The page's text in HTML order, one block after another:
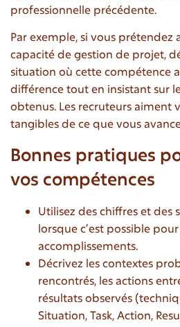
professionnelle précédente.
Par exemple, si vous prétendez
capacité de gestion de projet,
situation où cette compétence
différence tout en insistant sur
obtenus. Les recruteurs aiment
tangibles de ce que vous
Bonnes pratiques
vos compétences
Utilisez des chiffres et des
lorsque c’est possible
accomplissements.
Décrivez les contextes
rencontrés, les actions
résultats observés
Situation, Task, Action,